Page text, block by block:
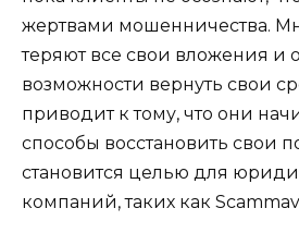
жертвами мошенничества.
теряют все свои вложения и
возможности вернуть свои
приводит к тому, что они
способы восстановить свои
становится целью для
компаний, таких как